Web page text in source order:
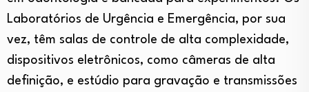
Laboratórios de Urgência e Emergência, por sua
vez, têm salas de controle de alta complexidade,
dispositivos eletrônicos, como câmeras de alta
definição, e estúdio para gravação e transmissões